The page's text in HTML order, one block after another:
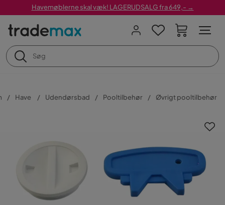
Havemøblerne skal væk! LAGERUDSALG fra 649,- →
Have Udendørsbad Pooltilbehør Øvrigt pooltilbehør